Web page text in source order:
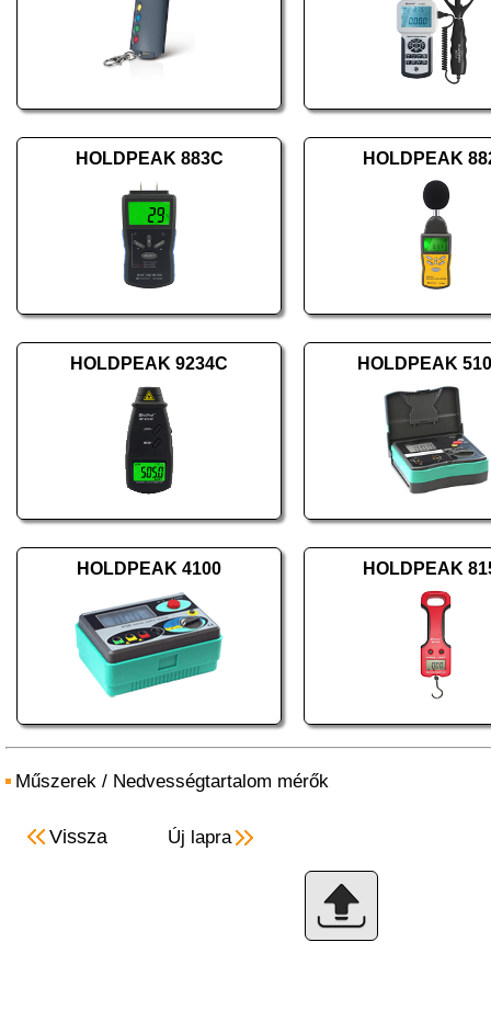
HOLDPEAK 883C HOLDPEAK
HOLDPEAK 9234C HOLDPEAK
HOLDPEAK 4100 HOLDPEAK
Műszerek / Nedvességtartalom mérők
Vissza Új lapra